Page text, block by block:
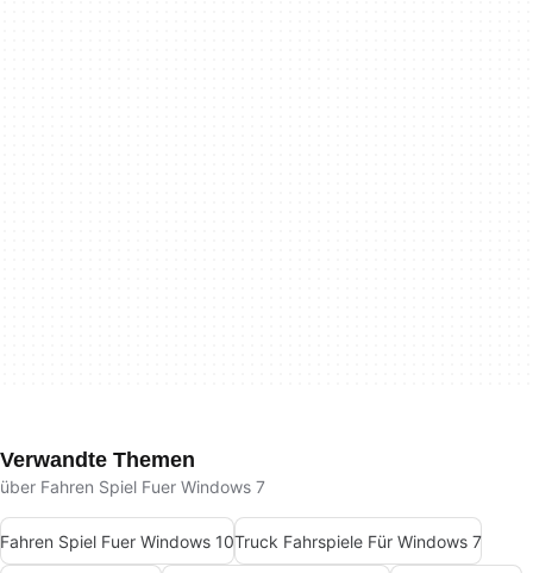
Verwandte Themen
über Fahren Spiel Fuer Windows 7
Fahren Spiel Fuer Windows 10Truck Fahrspiele Für Windows 7